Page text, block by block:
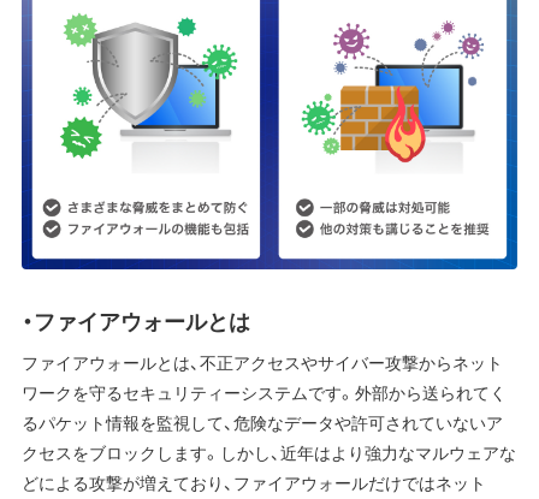
・ファイアウォールとは
ファイアウォールとは、不正アクセスやサイバー攻撃からネット
ワークを守るセキュリティーシステムです。外部から送られてく
るパケット情報を監視して、危険なデータや許可されていないア
クセスをブロックします。しかし、近年はより強力なマルウェアな
どによる攻撃が増えており、ファイアウォールだけではネット